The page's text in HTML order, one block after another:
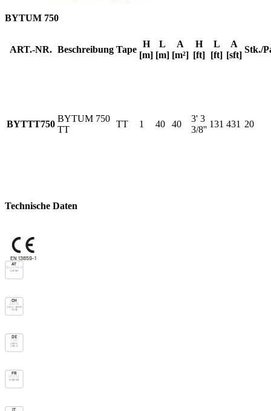
BYTUM 750
ART.-NR. Beschreibung Tape
H
[m]
L
[m]
A
[m²]
H
[ft]
L
[ft]
A
[sft]
Stk./
BYTTT750
BYTUM 750
TT
TT 1 40 40
3' 3
3/8''
131 431 20
Technische Daten
EN 13859-1
AT
Önorm B4119
E-do nsk
CH
SIA 232
V.v.o. H > 90mm
UD (g)
DE
ZVDH
USB-A
UDB-A
FR
DTU 31.2
E1 Sd3 TR2
IT